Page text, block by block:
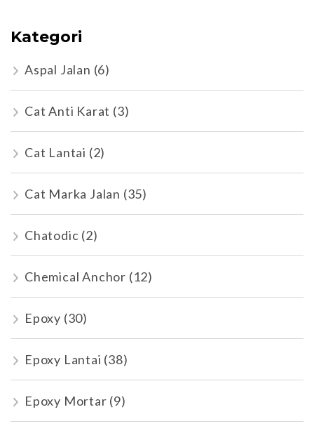
Kategori
Aspal Jalan (6)
Cat Anti Karat (3)
Cat Lantai (2)
Cat Marka Jalan (35)
Chatodic (2)
Chemical Anchor (12)
Epoxy (30)
Epoxy Lantai (38)
Epoxy Mortar (9)